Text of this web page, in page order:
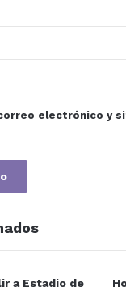
electrónico y
a Estadio de